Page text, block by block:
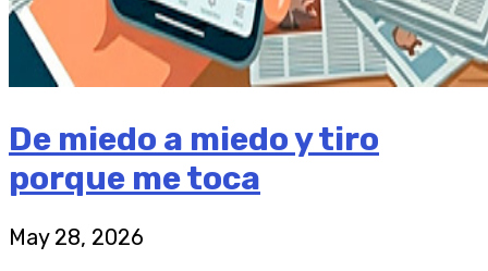
De miedo a miedo y tiro
porque me toca
May 28, 2026